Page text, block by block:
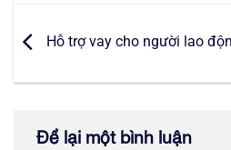
Hỗ trợ vay cho người lao
Để lại một bình luận